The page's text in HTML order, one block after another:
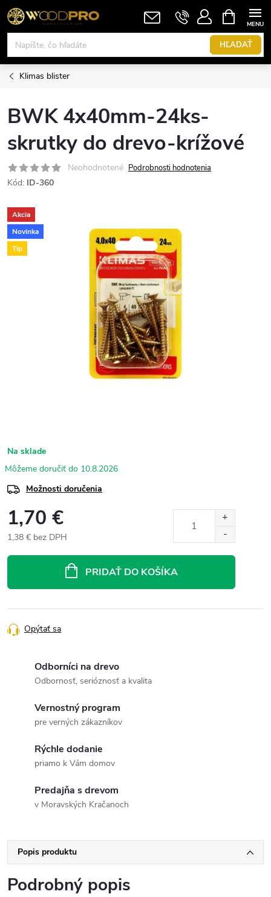
Prejsť
na
obsah
HĽADAŤ
KOŠÍK
Klimas blister
BWK 4x40mm-24ks-
skrutky do drevo-krížové
Neohodnotené Podrobnosti hodnotenia
Kód: ID-360
Akcia
Novinka
Tip
Na sklade
10.8.2026
Možnosti doručenia
1,70 €
1,38 € bez DPH
PRIDAŤ DO KOŠÍKA
Opýtať sa
Odborníci na drevo
Odbornosť, serióznosť a kvalita
Vernostný program
pre verných zákazníkov
Rýchle dodanie
priamo k Vám domov
Predajňa s drevom
v Moravských Kračanoch
Popis produktu
Podrobný popis